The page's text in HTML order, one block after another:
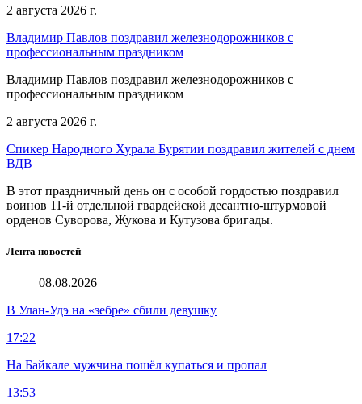
2 августа 2026 г.
Владимир Павлов поздравил железнодорожников с
профессиональным праздником
Владимир Павлов поздравил железнодорожников с
профессиональным праздником
2 августа 2026 г.
Спикер Народного Хурала Бурятии поздравил жителей с днем
ВДВ
В этот праздничный день он с особой гордостью поздравил
воинов 11-й отдельной гвардейской десантно-штурмовой
орденов Суворова, Жукова и Кутузова бригады.
Лента новостей
08.08.2026
В Улан-Удэ на «зебре» сбили девушку
17:22
На Байкале мужчина пошёл купаться и пропал
13:53